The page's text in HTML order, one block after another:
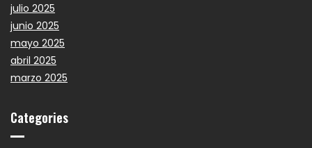
julio 2025
junio 2025
mayo 2025
abril 2025
marzo 2025
Categories